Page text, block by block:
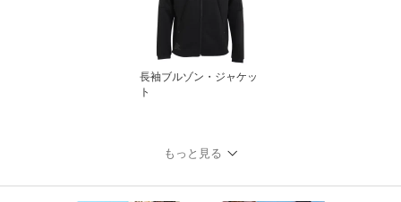
長袖ブルゾン・ジャケッ
ト
もっと見る